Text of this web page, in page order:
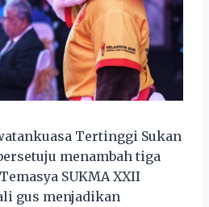
Tertinggi Sukan
menambah tiga
SUKMA XXII
gus menjadikan